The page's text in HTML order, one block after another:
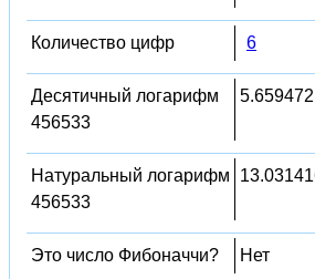
Количество цифр 6
Десятичный логарифм
456533
Натуральный логарифм
456533
Это число Фибоначчи? Нет